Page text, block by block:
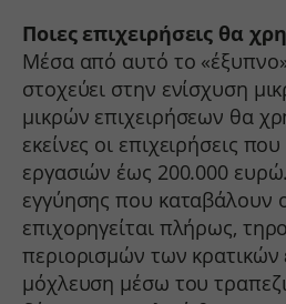
Ποιες επιχειρήσεις θα
Μέσα από αυτό το
στοχεύει στην ενίσχυση
μικρών επιχειρήσεων θα
εκείνες οι επιχειρήσεις
εργασιών έως 200.000
εγγύησης που καταβάλουν
επιχορηγείται πλήρως,
περιορισμών των
μόχλευση μέσω του